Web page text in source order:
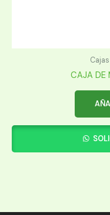
CAJA DE